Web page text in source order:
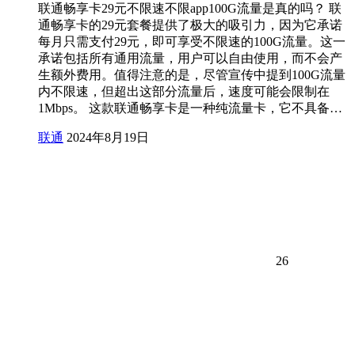
联通畅享卡29元不限速不限app100G流量是真的吗？ 联
通畅享卡的29元套餐提供了极大的吸引力，因为它承诺
每月只需支付29元，即可享受不限速的100G流量。这一
承诺包括所有通用流量，用户可以自由使用，而不会产
生额外费用。值得注意的是，尽管宣传中提到100G流量
内不限速，但超出这部分流量后，速度可能会限制在
1Mbps。 这款联通畅享卡是一种纯流量卡，它不具备…
联通 2024年8月19日
26